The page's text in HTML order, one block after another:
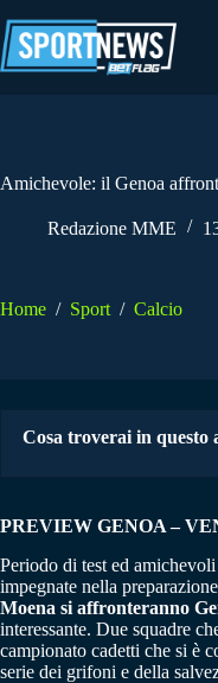
al
contenuto
Amichevole: il Genoa
Redazione MME
Home / Sport / Calcio
Cosa troverai in questo
PREVIEW GENOA –
Periodo di test ed
impegnate nella
Moena si affronteranno
interessante. Due squadre
campionato cadetti che si è
serie dei grifoni e della